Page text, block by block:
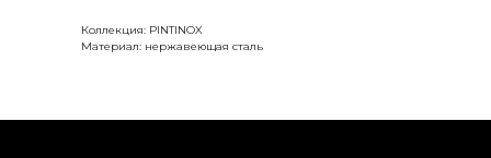
Коллекция: PINTINOX
Материал: нержавеющая сталь